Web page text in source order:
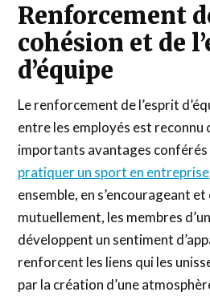
Renforcement
cohésion et de
d’équipe
Le renforcement de l’esprit
entre les employés est reconnu
importants avantages
pratiquer un sport en entreprise
ensemble, en s’encourageant
mutuellement, les membres
développent un sentiment
renforcent les liens qui les
par la création d’une